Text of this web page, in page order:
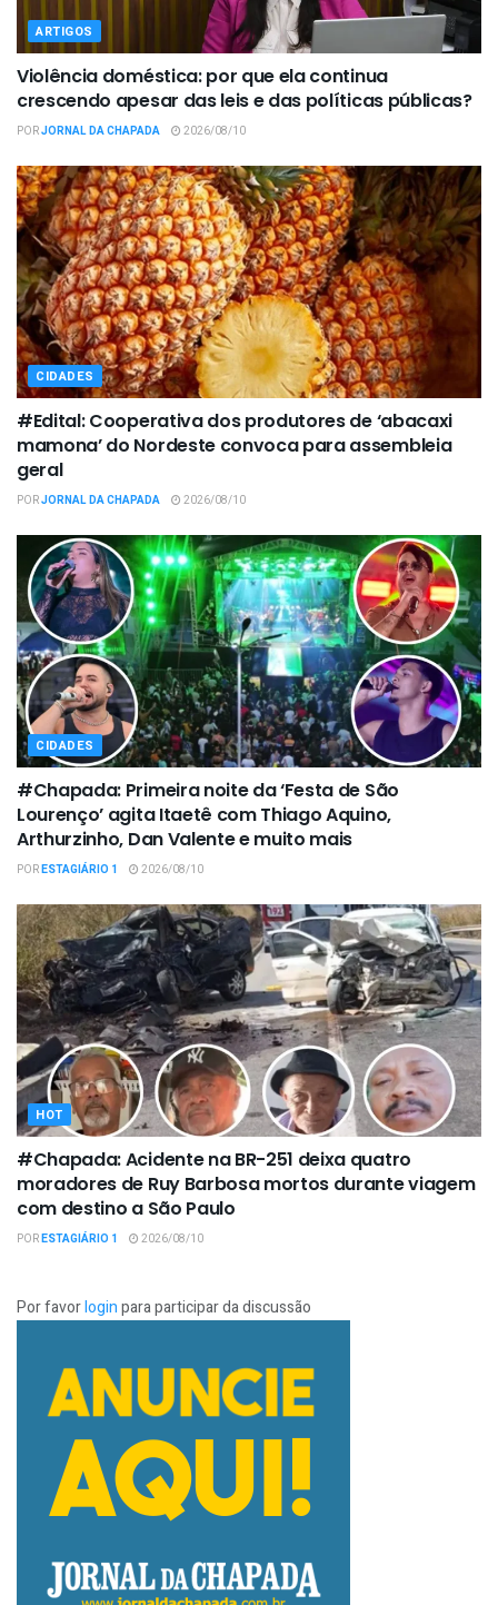
ARTIGOS
Violência doméstica: por que ela continua
crescendo apesar das leis e das políticas públicas?
PORJORNAL DA CHAPADA 2026/08/10
CIDADES
#Edital: Cooperativa dos produtores de ‘abacaxi
mamona’ do Nordeste convoca para assembleia
geral
PORJORNAL DA CHAPADA 2026/08/10
CIDADES
#Chapada: Primeira noite da ‘Festa de São
Lourenço’ agita Itaetê com Thiago Aquino,
Arthurzinho, Dan Valente e muito mais
PORESTAGIÁRIO 1 2026/08/10
HOT
#Chapada: Acidente na BR-251 deixa quatro
moradores de Ruy Barbosa mortos durante viagem
com destino a São Paulo
PORESTAGIÁRIO 1 2026/08/10
Por favorloginpara participar da discussão